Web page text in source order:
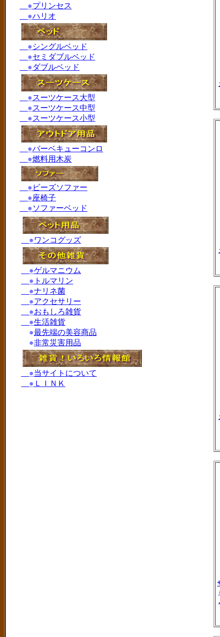
●プリンセス
●ハリオ
●シングルベッド
●セミダブルベッド
●ダブルベッド
●スーツケース大型
●スーツケース中型
●スーツケース小型
●バーベキューコンロ
●燃料用木炭
● ビーズソファー
●座椅子
●ソファーベッド
●ワンコグッズ
●ゲルマニウム
● トルマリン
●ナリネ菌
●アクセサリー
●おもしろ雑貨
●生活雑貨
●最先端の美容商品
●非常災害用品
●当サイトについて
● ＬＩＮＫ